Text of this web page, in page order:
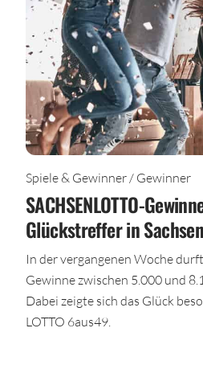
Spiele & Gewinner / Gewinner
SACHSENLOTTO-
Glückstreffer in Sachsen
In der vergangenen Woche
Gewinne zwischen 5.000 und
Dabei zeigte sich das Glück
LOTTO 6aus49.